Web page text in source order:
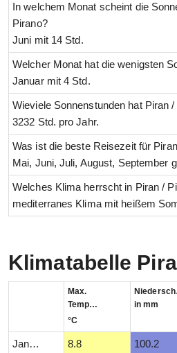
In welchem Monat scheint die
Pirano?
Juni mit 14 Std.
Welcher Monat hat die wenigsten
Januar mit 4 Std.
Wieviele Sonnenstunden hat Piran
3232 Std. pro Jahr.
Was ist die beste Reisezeit für
Mai, Juni, Juli, August, September
Welches Klima herrscht in Piran /
mediterranes Klima mit heißem
Klimatabelle
Max.
Temperatur
°C
in mm
Januar 8.8 100.2